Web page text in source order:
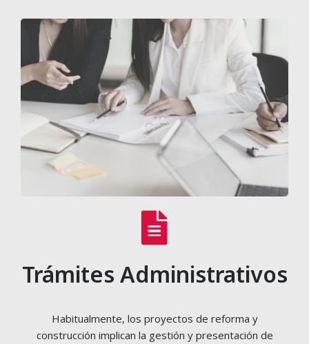
Trámites Administrativos
Habitualmente, los proyectos de reforma y
construcción implican la gestión y presentación de